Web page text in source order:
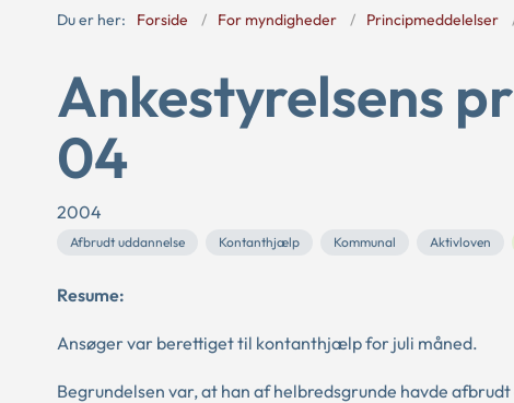
Du er her: Forside For myndigheder Principmeddelelser
Ankestyrelsens
04
2004
Afbrudt uddannelse Kontanthjælp Kommunal Aktivloven
Resume:
Ansøger var berettiget til kontanthjælp for juli måned.
Begrundelsen var, at han af helbredsgrunde havde